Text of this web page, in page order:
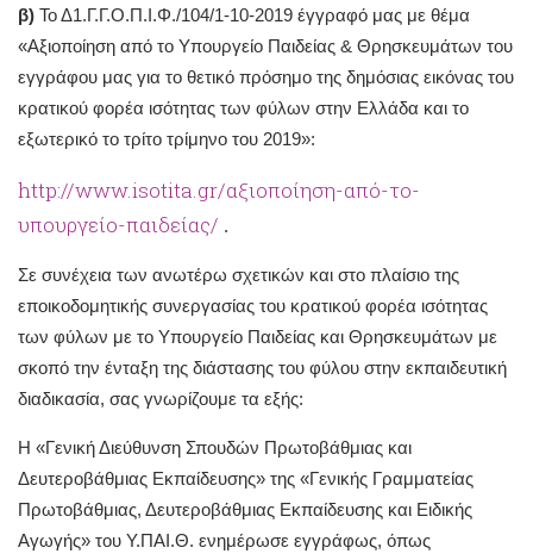
β) Το Δ1.Γ.Γ.Ο.Π.Ι.Φ./104/1-10-2019 έγγραφό μας με θέμα
«Αξιοποίηση από το Υπουργείο Παιδείας & Θρησκευμάτων του
εγγράφου μας για το θετικό πρόσημο της δημόσιας εικόνας του
κρατικού φορέα ισότητας των φύλων στην Ελλάδα και το
εξωτερικό το τρίτο τρίμηνο του 2019»:
http://www.isotita.gr/αξιοποίηση-από-το-
υπουργείο-παιδείας/ .
Σε συνέχεια των ανωτέρω σχετικών και στο πλαίσιο της
εποικοδομητικής συνεργασίας του κρατικού φορέα ισότητας
των φύλων με το Υπουργείο Παιδείας και Θρησκευμάτων με
σκοπό την ένταξη της διάστασης του φύλου στην εκπαιδευτική
διαδικασία, σας γνωρίζουμε τα εξής:
Η «Γενική Διεύθυνση Σπουδών Πρωτοβάθμιας και
Δευτεροβάθμιας Εκπαίδευσης» της «Γενικής Γραμματείας
Πρωτοβάθμιας, Δευτεροβάθμιας Εκπαίδευσης και Ειδικής
Αγωγής» του Υ.ΠΑΙ.Θ. ενημέρωσε εγγράφως, όπως